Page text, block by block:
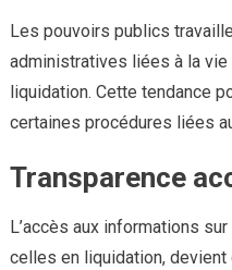
Les pouvoirs publics
administratives liées à la
liquidation. Cette tendance
certaines procédures liées
Transparence
L’accès aux informations
celles en liquidation,